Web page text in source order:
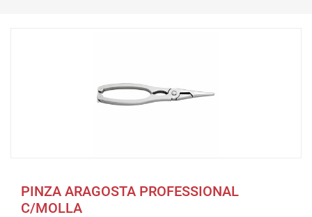
PINZA ARAGOSTA PROFESSIONAL
C/MOLLA